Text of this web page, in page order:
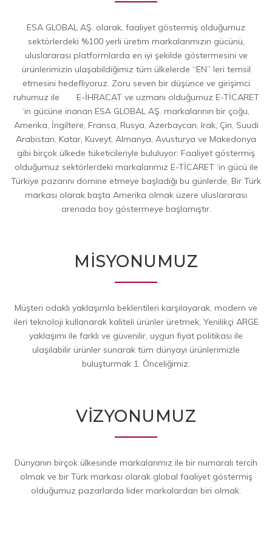
ESA GLOBAL AŞ. olarak, faaliyet göstermiş olduğumuz
sektörlerdeki %100 yerli üretim markalarımızın gücünü,
uluslararası platformlarda en iyi şekilde göstermesini ve
ürünlerimizin ulaşabildiğimiz tüm ülkelerde “EN” leri temsil
etmesini hedefliyoruz. Zoru seven bir düşünce ve girişimci
ruhumuz ile E-İHRACAT ve uzmanı olduğumuz E-TİCARET
‘in gücüne inanan ESA GLOBAL AŞ. markalarının bir çoğu,
Amerika, İngiltere, Fransa, Rusya, Azerbaycan, Irak, Çin, Suudi
Arabistan, Katar, Kuveyt, Almanya, Avusturya ve Makedonya
gibi birçok ülkede tüketicileriyle bululuyor. Faaliyet göstermiş
olduğumuz sektörlerdeki markalarımız E-TİCARET ‘in gücü ile
Türkiye pazarını domine etmeye başladığı bu günlerde, Bir Türk
markası olarak başta Amerika olmak üzere uluslararası
arenada boy göstermeye başlamıştır.
MİSYONUMUZ
Müşteri odaklı yaklaşımla beklentileri karşılayarak, modern ve
ileri teknoloji kullanarak kaliteli ürünler üretmek, Yenilikçi ARGE
yaklaşımı ile farklı ve güvenilir, uygun fiyat politikası ile
ulaşılabilir ürünler sunarak tüm dünyayı ürünlerimizle
buluşturmak 1. Önceliğimiz.
VİZYONUMUZ
Dünyanın birçok ülkesinde markalarımız ile bir numaralı tercih
olmak ve bir Türk markası olarak global faaliyet göstermiş
olduğumuz pazarlarda lider markalardan biri olmak.